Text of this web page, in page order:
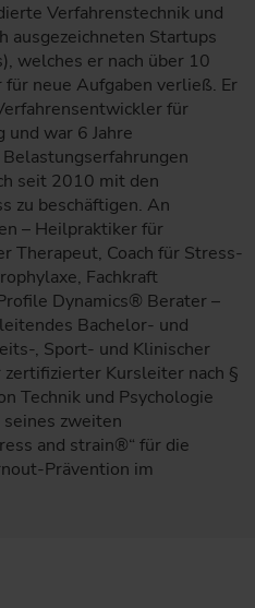
Verfahrenstechnik und
ausgezeichneten Startups
welches er nach über 10
für neue Aufgaben verließ. Er
für
und war 6 Jahre
seit 2010 mit den
zu beschäftigen. An
– Heilpraktiker für
Therapeut, Coach für Stress-
Fachkraft
Dynamics® Berater –
Bachelor- und
, Sport- und Klinischer
Kursleiter nach §
Technik und Psychologie
zweiten
and strain®“ für die
Prävention im